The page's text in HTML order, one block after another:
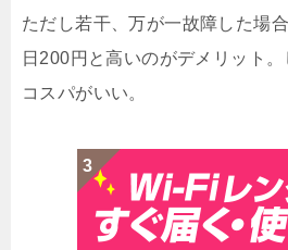
ただし若干、万が一故障した場
日200円と高いのがデメリット
コスパがいい。